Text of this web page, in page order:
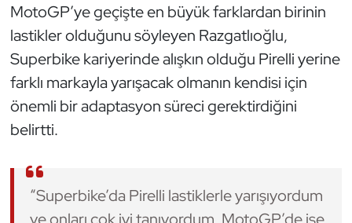
MotoGP’ye geçişte en büyük farklardan birinin
lastikler olduğunu söyleyen Razgatlıoğlu,
Superbike kariyerinde alışkın olduğu Pirelli yerine
farklı markayla yarışacak olmanın kendisi için
önemli bir adaptasyon süreci gerektirdiğini
belirtti.
“Superbike’da Pirelli lastiklerle yarışıyordum
ve onları çok iyi tanıyordum. MotoGP’de ise
Ragbi
Satranç
Su Topu
Sualtı Sporları
Tekvando
Tenis